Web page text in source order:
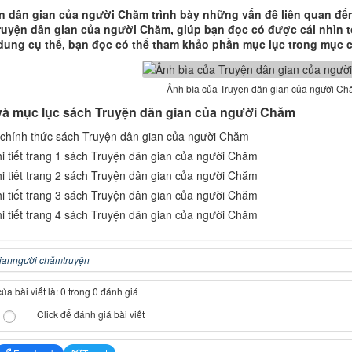
dân gian của người Chăm trình bày những vấn đề liên quan
dân gian của người Chăm, giúp bạn đọc có được cái nhìn
cụ thể, bạn đọc có thể tham khảo phần mục lục trong mục
Ảnh bìa của Truyện dân gian của người
mục lục sách Truyện dân gian của người Chăm
người chămtruyện
bài viết là: 0 trong 0 đánh giá
Click để đánh giá bài viết